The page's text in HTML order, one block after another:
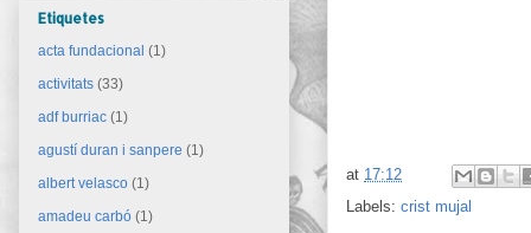
at 17:12
Labels: crist mujal
Etiquetes
acta fundacional (1)
activitats (33)
adf burriac (1)
agustí duran i sanpere (1)
albert velasco (1)
amadeu carbó (1)